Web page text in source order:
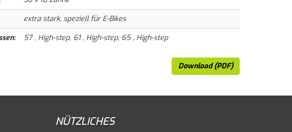
extra stark, speziell für E-Bikes
57 , High-step, 61 , High-step, 65 , High-step
Download (PDF)
NÜTZLICHES